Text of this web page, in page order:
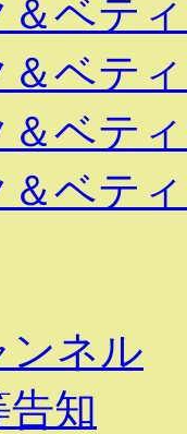
＆ベテ
＆ベテ
＆ベテ
＆ベテ
ンネル
知